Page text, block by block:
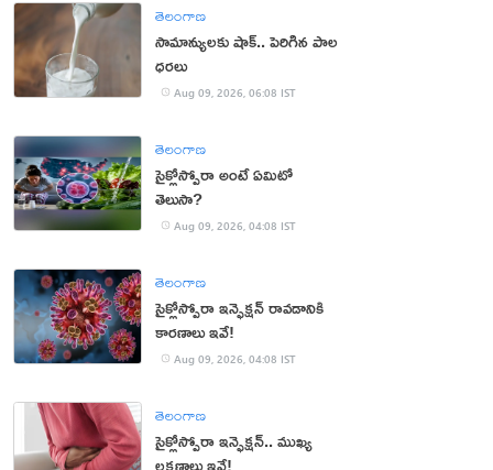
తెలంగాణ
సామాన్యులకు షాక్.. పెరిగిన పాల
ధరలు
Aug 09, 2026, 06:08 IST
తెలంగాణ
సైక్లోస్పోరా అంటే ఏమిటో
తెలుసా?
Aug 09, 2026, 04:08 IST
తెలంగాణ
సైక్లోస్పోరా ఇన్ఫెక్షన్ రావడానికి
కారణాలు ఇవే!
Aug 09, 2026, 04:08 IST
తెలంగాణ
సైక్లోస్పోరా ఇన్ఫెక్షన్.. ముఖ్య